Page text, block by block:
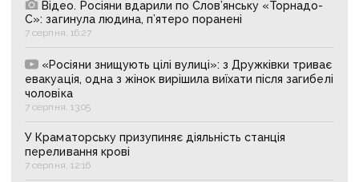
Відео. Росіяни вдарили по Слов’янську «Торнадо-
С»: загинула людина, п’ятеро поранені
7 серпня, 16:27
«Росіяни знищують цілі вулиці»: з Дружківки триває
евакуація, одна з жінок вирішила виїхати після загибелі
чоловіка
7 серпня, 13:05
У Краматорську призупиняє діяльність станція
переливання крові
7 серпня, 12:16